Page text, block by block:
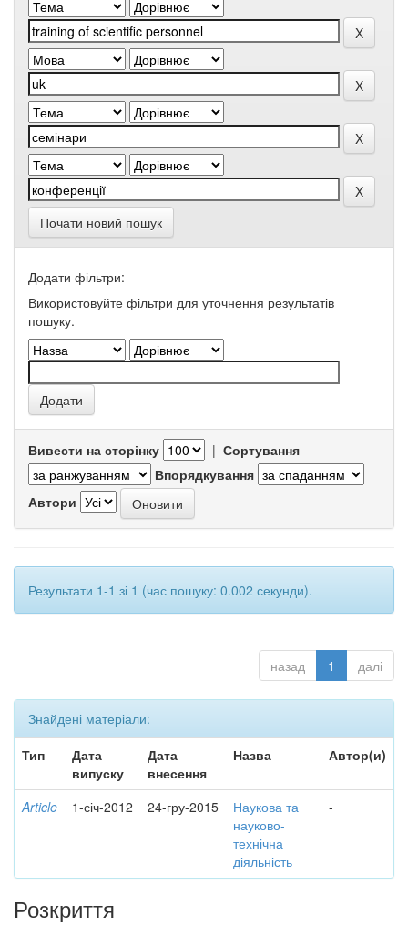
Почати новий пошук
Додати фільтри:
Використовуйте фільтри для уточнення результатів
пошуку.
Вивести на сторінку | Сортування
Впорядкування
Автори
Результати 1-1 зі 1 (час пошуку: 0.002 секунди).
назад 1 далі
Знайдені матеріали:
Тип
Дата
випуску
Дата
внесення
Назва Автор(и)
Article 1-січ-2012 24-гру-2015
Наукова та
науково-
технічна
діяльність
-
Розкриття